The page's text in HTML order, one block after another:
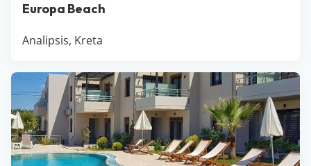
Europa Beach
Analipsis, Kreta